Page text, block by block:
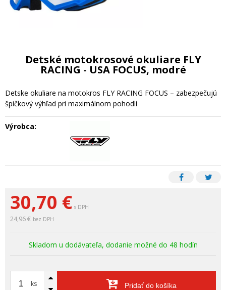
30,70 € s DPH
24,96 € bez DPH
Skladom u dodávateľa, dodanie možné do 48 hodín
ks Pridať do košíka
Detské motokrosové okuliare FLY
RACING - USA FOCUS, modré
Detske okuliare na motokros FLY RACING FOCUS – zabezpečujú
špičkový výhľad pri maximálnom pohodlí
Výrobca: